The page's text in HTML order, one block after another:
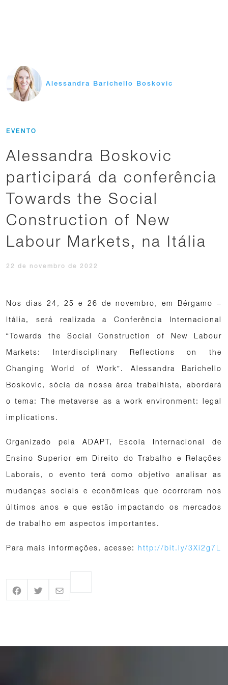
Alessandra Barichello Boskovic
EVENTO
Alessandra Boskovic
participará da conferência
Towards the Social
Construction of New
Labour Markets, na Itália
22 de novembro de 2022
Nos dias 24, 25 e 26 de novembro, em Bérgamo –
Itália, será realizada a Conferência Internacional
“Towards the Social Construction of New Labour
Markets: Interdisciplinary Reflections on the
Changing World of Work”. Alessandra Barichello
Boskovic, sócia da nossa área trabalhista, abordará
o tema: The metaverse as a work environment: legal
implications.
Organizado pela ADAPT, Escola Internacional de
Ensino Superior em Direito do Trabalho e Relações
Laborais, o evento terá como objetivo analisar as
mudanças sociais e econômicas que ocorreram nos
últimos anos e que estão impactando os mercados
de trabalho em aspectos importantes.
Para mais informações, acesse: http://bit.ly/3Xi2g7L